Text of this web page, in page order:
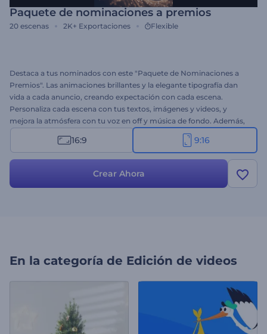
Paquete de nominaciones a premios
20 escenas 2K+ Exportaciones Flexible
Destaca a tus nominados con este "Paquete de Nominaciones a
Premios". Las animaciones brillantes y la elegante tipografía dan
vida a cada anuncio, creando expectación con cada escena.
Personaliza cada escena con tus textos, imágenes y videos, y
mejora la atmósfera con tu voz en off y música de fondo. Además,
añade tu logotipo y eslogan para un acabado profesional. Ideal para
anuncios de nominaciones, invitaciones a ceremonias, intros y
16:9 9:16
Crear Ahora
En la categoría de Edición de videos